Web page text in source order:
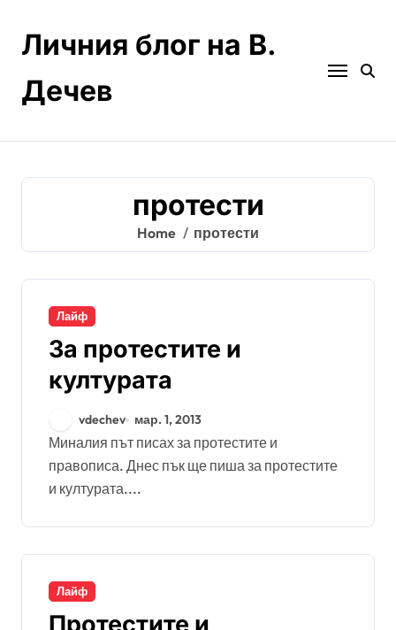
contentЛичния блог на В.
Дечев
протести
Home протести
Лайф
За протестите и
културата
vdechev мар. 1, 2013
Миналия път писах за протестите и
правописа. Днес пък ще пиша за протестите
и културата....
Лайф